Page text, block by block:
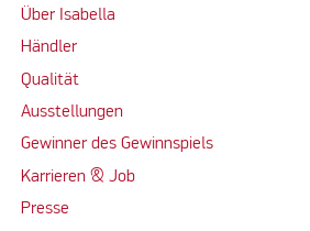
Über Isabella
Händler
Qualität
Ausstellungen
Gewinner des Gewinnspiels
Karrieren & Job
Presse